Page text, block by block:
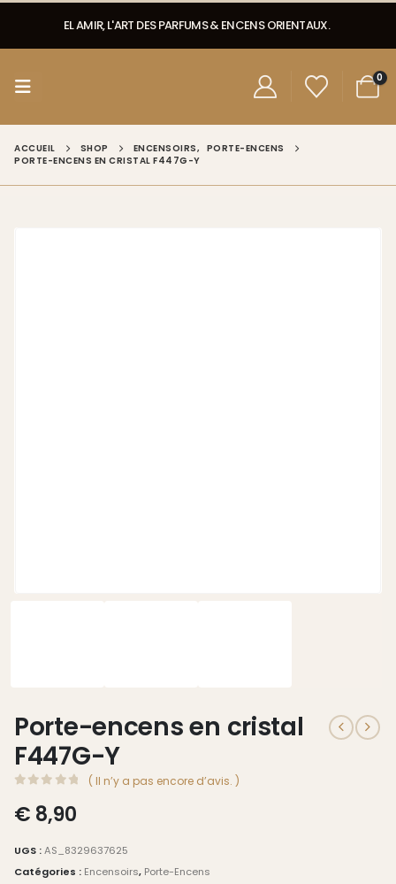
EL AMIR, L'ART DES PARFUMS & ENCENS ORIENTAUX.
0
ACCUEIL SHOP ENCENSOIRS, PORTE-ENCENS
PORTE-ENCENS EN CRISTAL F447G-Y
Porte-encens en cristal
F447G-Y
( Il n’y a pas encore d’avis. )
€ 8,90
UGS :AS_8329637625
Catégories : Encensoirs, Porte-Encens